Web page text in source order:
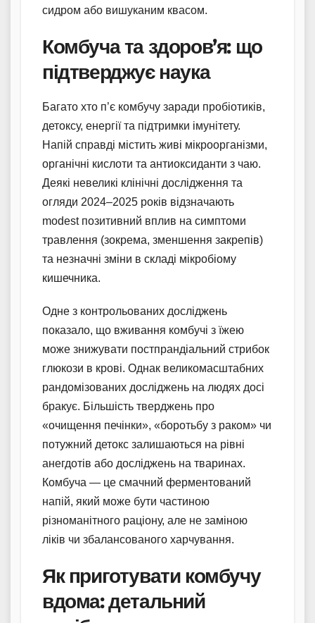
сидром або вишуканим квасом.
Комбуча та здоров’я: що
підтверджує наука
Багато хто п’є комбучу заради пробіотиків,
детоксу, енергії та підтримки імунітету.
Напій справді містить живі мікроорганізми,
органічні кислоти та антиоксиданти з чаю.
Деякі невеликі клінічні дослідження та
огляди 2024–2025 років відзначають
modest позитивний вплив на симптоми
травлення (зокрема, зменшення закрепів)
та незначні зміни в складі мікробіому
кишечника.
Одне з контрольованих досліджень
показало, що вживання комбучі з їжею
може знижувати постпрандіальний стрибок
глюкози в крові. Однак великомасштабних
рандомізованих досліджень на людях досі
бракує. Більшість тверджень про
«очищення печінки», «боротьбу з раком» чи
потужний детокс залишаються на рівні
анегдотів або досліджень на тваринах.
Комбуча — це смачний ферментований
напій, який може бути частиною
різноманітного раціону, але не заміною
ліків чи збалансованого харчування.
Як приготувати комбучу
вдома: детальний